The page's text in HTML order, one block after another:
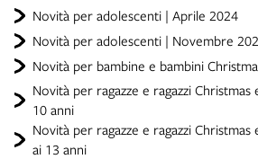
Novità per adolescenti | Aprile 2024
Novità per adolescenti | Novembre
Novità per bambine e bambini
Novità per ragazze e ragazzi
10 anni
Novità per ragazze e ragazzi
ai 13 anni